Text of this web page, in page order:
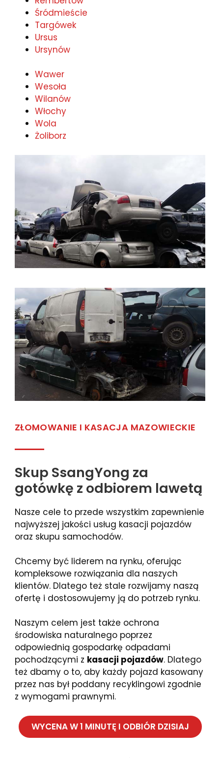
Śródmieście
Targówek
Ursus
Ursynów
Wawer
Wesoła
Wilanów
Włochy
Wola
Żoliborz
ZŁOMOWANIE I KASACJA MAZOWIECKIE
Skup SsangYong za
gotówkę z odbiorem lawetą
Nasze cele to przede wszystkim zapewnienie
najwyższej jakości usług kasacji pojazdów
oraz skupu samochodów.
Chcemy być liderem na rynku, oferując
kompleksowe rozwiązania dla naszych
klientów. Dlatego też stale rozwijamy naszą
ofertę i dostosowujemy ją do potrzeb rynku.
Naszym celem jest także ochrona
środowiska naturalnego poprzez
odpowiednią gospodarkę odpadami
pochodzącymi z kasacji pojazdów. Dlatego
też dbamy o to, aby każdy pojazd kasowany
przez nas był poddany recyklingowi zgodnie
z wymogami prawnymi.
WYCENA W 1 MINUTĘ I ODBIÓR DZISIAJ